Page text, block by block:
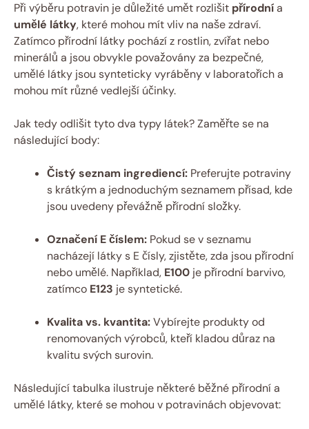
Při výběru potravin je důležité umět rozlišit přírodnía
umělé látky, které mohou mít vliv na naše zdraví.
Zatímco přírodní látky pochází z rostlin, zvířat nebo
minerálů a jsou obvykle považovány za bezpečné,
umělé látky jsou synteticky vyráběny v laboratořích a
mohou mít různé vedlejší účinky.
Jak tedy odlišit tyto dva typy látek? Zaměřte se na
následující body:
Čistý seznam ingrediencí: Preferujte potraviny
s krátkým a jednoduchým seznamem přísad, kde
jsou uvedeny převážně přírodní složky.
Označení E číslem: Pokud se v seznamu
nacházejí látky s E čísly, zjistěte, zda jsou přírodní
nebo umělé. Například, E100 je přírodní barvivo,
zatímco E123 je syntetické.
Kvalita vs. kvantita:Vybírejte produkty od
renomovaných výrobců, kteří kladou důraz na
kvalitu svých surovin.
Následující tabulka ilustruje některé běžné přírodní a
umělé látky, které se mohou v potravinách objevovat: